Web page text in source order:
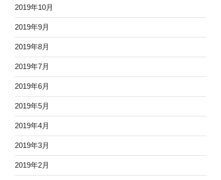
2019年10月
2019年9月
2019年8月
2019年7月
2019年6月
2019年5月
2019年4月
2019年3月
2019年2月